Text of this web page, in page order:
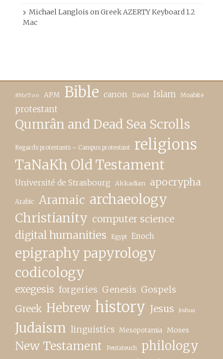
Michael Langlois onGreek AZERTY Keyboard 1.2
Mac
#MeToo APM Bible canon David Islam Moabite
protestant
Qumrân and Dead Sea Scrolls
Regards protestants – Campus protestant religions
TaNaKh Old Testament
Université de Strasbourg Akkadian apocrypha
Arabic Aramaic archaeology
Christianity computer science
digital humanities Egypt Enoch
epigraphy papyrology
codicology
exegesis forgeries Genesis Gospels
Greek Hebrew history Jesus Joshua
Judaism linguistics Mesopotamia Moses
New Testament Pentateuch philology